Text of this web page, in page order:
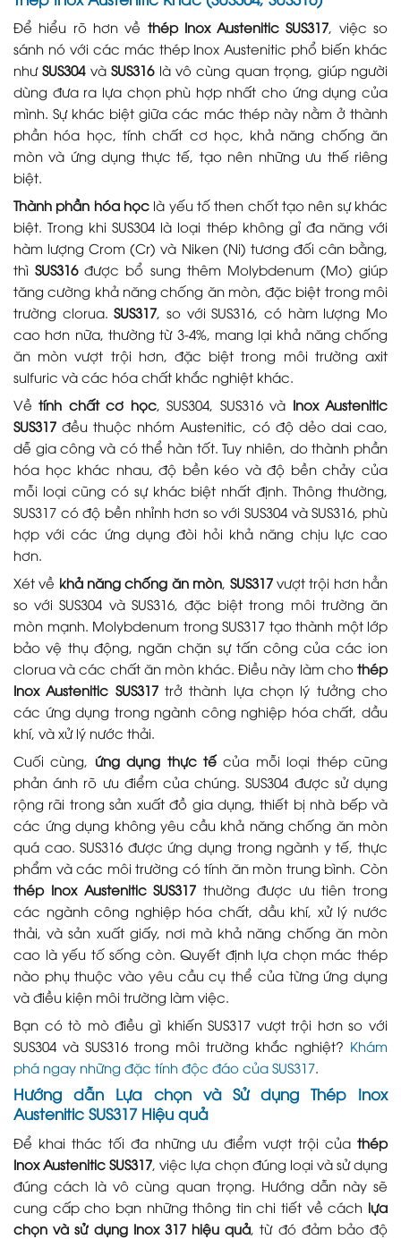
Để hiểu rõ hơn về thép Inox Austenitic SUS317, việc so
sánh nó với các mác thép Inox Austenitic phổ biến khác
nhưSUS304vàSUS316là vô cùng quan trọng, giúp người
dùng đưa ra lựa chọn phù hợp nhất cho ứng dụng của
mình. Sự khác biệt giữa các mác thép này nằm ở thành
phần hóa học, tính chất cơ học, khả năng chống ăn
mòn và ứng dụng thực tế, tạo nên những ưu thế riêng
biệt.
Thành phần hóa học là yếu tố then chốt tạo nên sự khác
biệt. Trong khi SUS304 là loại thép không gỉ đa năng với
hàm lượng Crom (Cr) và Niken (Ni) tương đối cân bằng,
thìSUS316được bổ sung thêm Molybdenum (Mo) giúp
tăng cường khả năng chống ăn mòn, đặc biệt trong môi
trường clorua.SUS317, so với SUS316, có hàm lượng Mo
cao hơn nữa, thường từ 3-4%, mang lại khả năng chống
ăn mòn vượt trội hơn, đặc biệt trong môi trường axit
sulfuric và các hóa chất khắc nghiệt khác.
Vềtính chất cơ học, SUS304, SUS316 và Inox Austenitic
SUS317 đều thuộc nhóm Austenitic, có độ dẻo dai cao,
dễ gia công và có thể hàn tốt. Tuy nhiên, do thành phần
hóa học khác nhau, độ bền kéo và độ bền chảy của
mỗi loại cũng có sự khác biệt nhất định. Thông thường,
SUS317 có độ bền nhỉnh hơn so với SUS304 và SUS316, phù
hợp với các ứng dụng đòi hỏi khả năng chịu lực cao
hơn.
Xét về khả năng chống ăn mòn, SUS317vượt trội hơn hẳn
so với SUS304 và SUS316, đặc biệt trong môi trường ăn
mòn mạnh. Molybdenum trong SUS317 tạo thành một lớp
bảo vệ thụ động, ngăn chặn sự tấn công của các ion
clorua và các chất ăn mòn khác. Điều này làm cho thép
Inox Austenitic SUS317trở thành lựa chọn lý tưởng cho
các ứng dụng trong ngành công nghiệp hóa chất, dầu
khí, và xử lý nước thải.
Cuối cùng, ứng dụng thực tếcủa mỗi loại thép cũng
phản ánh rõ ưu điểm của chúng. SUS304 được sử dụng
rộng rãi trong sản xuất đồ gia dụng, thiết bị nhà bếp và
các ứng dụng không yêu cầu khả năng chống ăn mòn
quá cao. SUS316 được ứng dụng trong ngành y tế, thực
phẩm và các môi trường có tính ăn mòn trung bình. Còn
thép Inox Austenitic SUS317 thường được ưu tiên trong
các ngành công nghiệp hóa chất, dầu khí, xử lý nước
thải, và sản xuất giấy, nơi mà khả năng chống ăn mòn
cao là yếu tố sống còn. Quyết định lựa chọn mác thép
nào phụ thuộc vào yêu cầu cụ thể của từng ứng dụng
và điều kiện môi trường làm việc.
Bạn có tò mò điều gì khiến SUS317 vượt trội hơn so với
SUS304 và SUS316 trong môi trường khắc nghiệt? Khám
phá ngay những đặc tính độc đáo của SUS317.
Hướng dẫn Lựa chọn và Sử dụng Thép Inox
Austenitic SUS317 Hiệu quả
Để khai thác tối đa những ưu điểm vượt trội của thép
Inox Austenitic SUS317 , việc lựa chọn đúng loại và sử dụng
đúng cách là vô cùng quan trọng. Hướng dẫn này sẽ
cung cấp cho bạn những thông tin chi tiết về cách lựa
chọn và sử dụng Inox 317 hiệu quả , từ đó đảm bảo độ